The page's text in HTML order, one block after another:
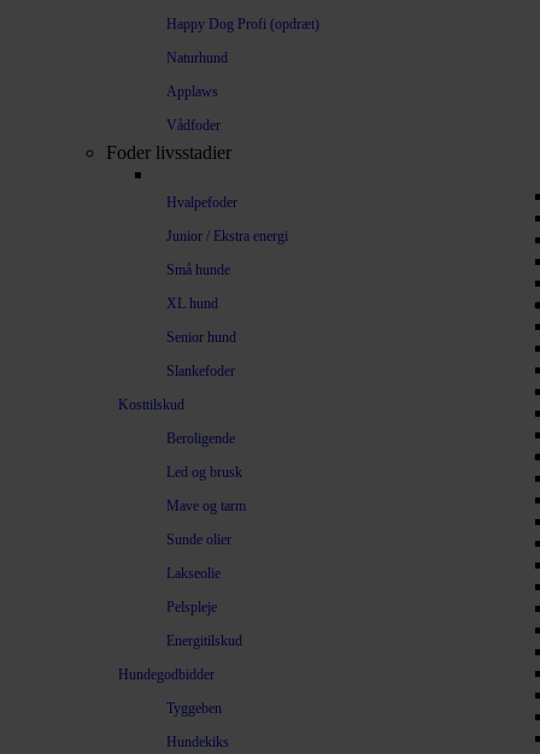
Happy Dog Profi (opdræt)
Naturhund
Applaws
Vådfoder
Foder livsstadier
Hvalpefoder
Junior / Ekstra energi
Små hunde
XL hund
Senior hund
Slankefoder
Kosttilskud
Beroligende
Led og brusk
Mave og tarm
Sunde olier
Lakseolie
Pelspleje
Energitilskud
Hundegodbidder
Tyggeben
Hundekiks